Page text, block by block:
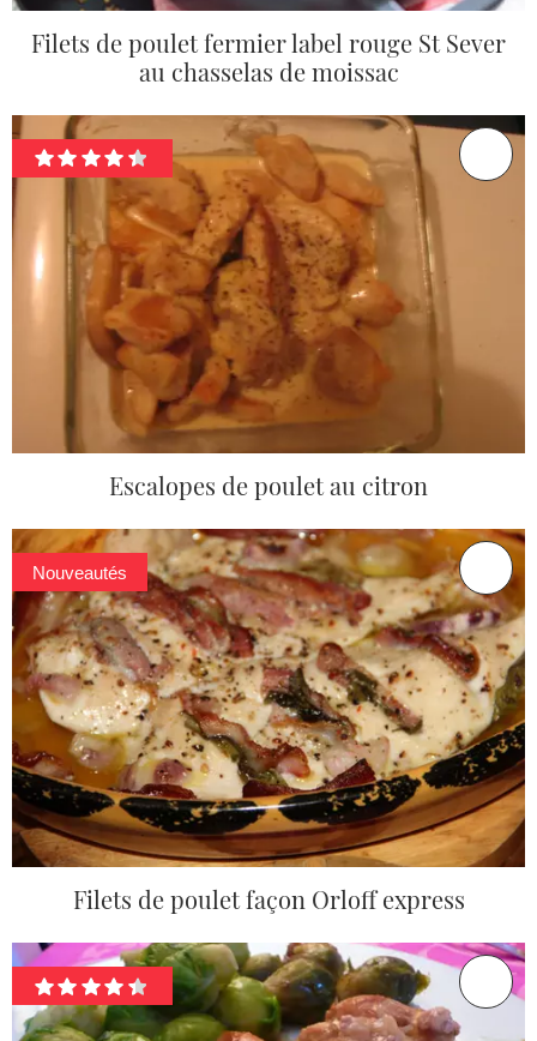
Filets de poulet fermier label rouge St Sever
au chasselas de moissac
Escalopes de poulet au citron
Nouveautés
Filets de poulet façon Orloff express